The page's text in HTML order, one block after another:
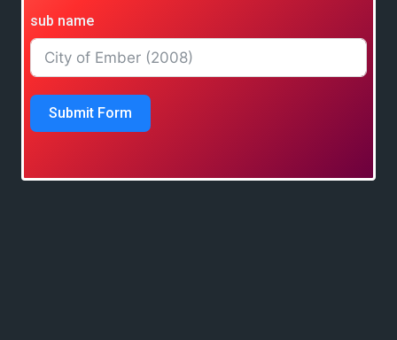
sub name
Submit Form